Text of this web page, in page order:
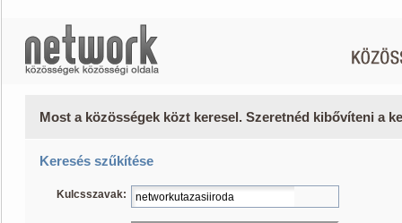
Most a közösségek közt keresel. Szeretnéd kibővíteni a
Keresés szűkítése
Kulcsszavak: